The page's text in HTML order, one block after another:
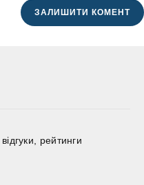
рейтинги
ЗАЛИШИТИ КОМЕНТ